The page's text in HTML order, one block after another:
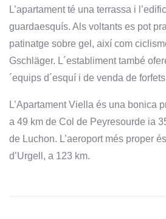
L’apartament té una terrassa i
guardaesquís. Als voltants es pot
patinatge sobre gel, així com
Gschläger. L´establiment també
´equips d´esquí i de venda de
L’Apartament Viella és una bonica
a 49 km de Col de Peyresourde ia
de Luchon. L’aeroport més proper
d’Urgell, a 123 km.